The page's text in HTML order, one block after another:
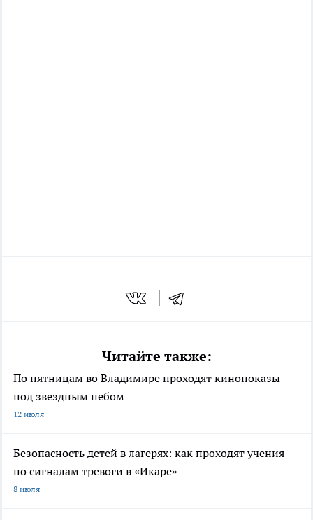
Читайте также:
По пятницам во Владимире проходят кинопоказы
под звездным небом
12 июля
Безопасность детей в лагерях: как проходят учения
по сигналам тревоги в «Икаре»
8 июля